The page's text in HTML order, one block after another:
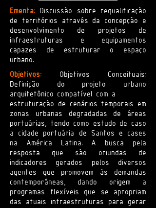
Ementa: Discussão sobre requalificação
de territórios através da concepção e
desenvolvimento de projetos de
infraestruturas e equipamentos
capazes de estruturar o espaço
urbano.
Objetivos:
Objetivos Conceituais:
Definição do projeto urbano
arquitetônico compatível com a
estruturação de cenários temporais em
zonas urbanas degradadas de áreas
portuárias, tendo como estudo de caso
a cidade portuária de Santos e cases
na América Latina. A busca pela
resposta que são oriundas de
indicadores gerados pelos diversos
agentes que promovem às demandas
contemporâneas, dando origem a
programas flexíveis que se apropriam
das atuais infraestruturas para gerar